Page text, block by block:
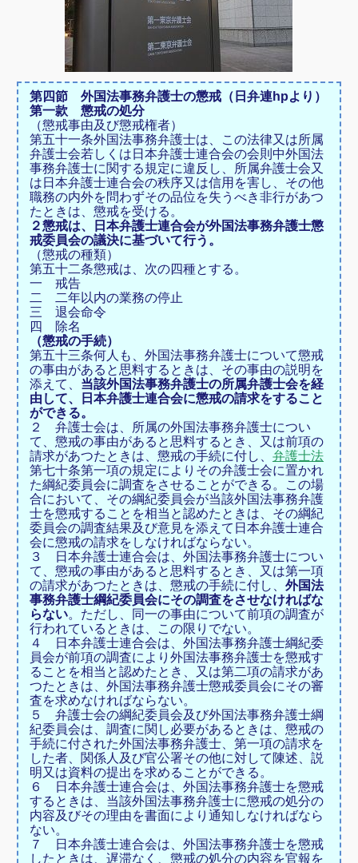
第四節 外国法事務弁護士の懲戒（日弁連hpより）
第一款 懲戒の処分
（懲戒事由及び懲戒権者）
第五十一条外国法事務弁護士は、この法律又は所属
弁護士会若しくは日本弁護士連合会の会則中外国法
事務弁護士に関する規定に違反し、所属弁護士会又
は日本弁護士連合会の秩序又は信用を害し、その他
職務の内外を問わずその品位を失うべき非行があつ
たときは、懲戒を受ける。
２懲戒は、日本弁護士連合会が外国法事務弁護士懲
戒委員会の議決に基づいて行う。
（懲戒の種類）
第五十二条懲戒は、次の四種とする。
一戒告
二
二年以内の業務の停止
三退会命令
四
除名
（懲戒の手続）
第五十三条何人も、外国法事務弁護士について懲戒
の事由があると思料するときは、その事由の説明を
添えて、 当該外国法事務弁護士の所属弁護士会を経
由して、日本弁護士連合会に懲戒の請求をすること
ができる。
２弁護士会は、所属の外国法事務弁護士につい
て、懲戒の事由があると思料するとき、又は前項の
請求があつたときは、懲戒の手続に付し、弁護士法
第七十条第一項の規定によりその弁護士会に置かれ
た綱紀委員会に調査をさせることができる。この場
合において、その綱紀委員会が当該外国法事務弁護
士を懲戒することを相当と認めたときは、その綱紀
委員会の調査結果及び意見を添えて日本弁護士連合
会に懲戒の請求をしなければならない。
３
日本弁護士連合会は、外国法事務弁護士につい
て、懲戒の事由があると思料するとき、又は第一項
の請求があつたときは、懲戒の手続に付し、外国法
事務弁護士綱紀委員会にその調査をさせなければな
らない。ただし、同一の事由について前項の調査が
行われているときは、この限りでない。
４
日本弁護士連合会は、外国法事務弁護士綱紀委
員会が前項の調査により外国法事務弁護士を懲戒す
ることを相当と認めたとき、又は第二項の請求があ
つたときは、外国法事務弁護士懲戒委員会にその審
査を求めなければならない。
５弁護士会の綱紀委員会及び外国法事務弁護士綱
紀委員会は、調査に関し必要があるときは、懲戒の
手続に付された外国法事務弁護士、第一項の請求を
した者、関係人及び官公署その他に対して陳述、説
明又は資料の提出を求めることができる。
６
日本弁護士連合会は、外国法事務弁護士を懲戒
するときは、当該外国法事務弁護士に懲戒の処分の
内容及びその理由を書面により通知しなければなら
ない。
７
日本弁護士連合会は、外国法事務弁護士を懲戒
したときは、遅滞なく、懲戒の処分の内容を官報を